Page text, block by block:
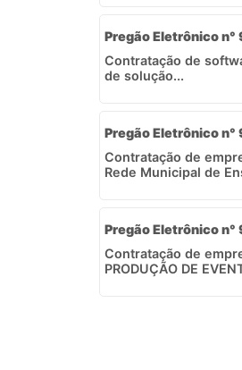
Pregão Eletrônico
Contratação de
de solução...
Pregão Eletrônico
Contratação de
Rede Municipal de
Pregão Eletrônico
Contratação de
PRODUÇÃO DE